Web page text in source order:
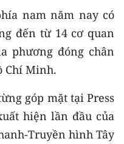
nam năm nay có
đến từ 14 cơ quan
phương đóng chân
Chí Minh.
góp mặt tại Press
hiện lần đầu của
Truyền hình Tây